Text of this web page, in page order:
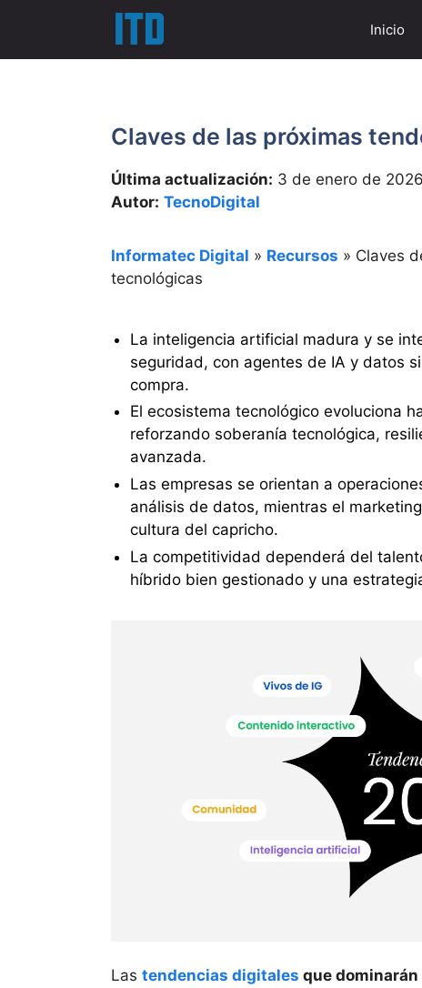
contenido
Inicio
Claves de las próximas
Última actualización: 3 de enero de 2026
Autor: TecnoDigital
Informatec Digital » Recursos » Claves
tecnológicas
La inteligencia artificial madura y se
seguridad, con agentes de IA y datos
compra.
El ecosistema tecnológico evoluciona
reforzando soberanía tecnológica,
avanzada.
Las empresas se orientan a
análisis de datos, mientras el
cultura del capricho.
La competitividad dependerá del
híbrido bien gestionado y una
Las tendencias digitales que